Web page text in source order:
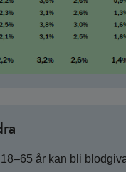
år kan bli